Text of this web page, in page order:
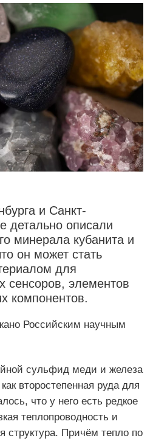
и Санкт-
детально описали
минерала кубанита и
он может стать
для
сенсоров, элементов
компонентов.
Российским научным
сульфид меди и железа
второстепенная руда для
что у него есть редкое
теплопроводность и
структура. Причём тепло по